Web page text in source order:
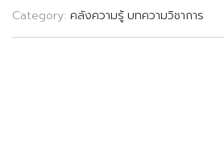
Category: คลังความรู้บทความวิชาการ